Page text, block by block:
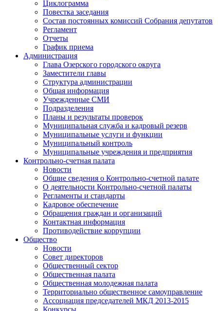
Циклограмма
Повестка заседания
Состав постоянных комиссий Собрания депутатов
Регламент
Отчеты
График приема
Администрация
Глава Озерского городского округа
Заместители главы
Структура администрации
Общая информация
Учрежденные СМИ
Подразделения
Планы и результаты проверок
Муниципальная служба и кадровый резерв
Муниципальные услуги и функции
Муниципальный контроль
Муниципальные учреждения и предприятия
Контрольно-счетная палата
Новости
Общие сведения о Контрольно-счетной палате
О деятельности Контрольно-счетной палаты
Регламенты и стандарты
Кадровое обеспечение
Обращения граждан и организаций
Контактная информация
Противодействие коррупции
Общество
Новости
Совет директоров
Общественный сектор
Общественная палата
Общественная молодежная палата
Территориально общественное самоуправление
Ассоциация председателей МКД 2013-2015
Конкурсы